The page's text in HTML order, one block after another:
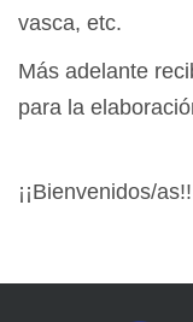
vasca, etc.
Más adelante
para la
¡¡Bienvenidos/